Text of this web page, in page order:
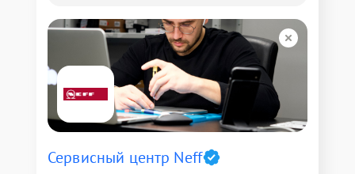
Сервисный центр Neff